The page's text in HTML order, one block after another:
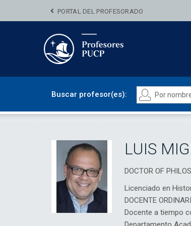
PORTAL DEL PROFESORADO
Buscar profesor(es):
LUIS
DOCTOR OF
Licenciado en
DOCENTE
Docente a tiempo